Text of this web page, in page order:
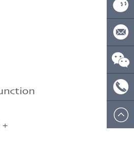
QQ:
旺旺：
ecsionwd
邮箱：
微信
号：
电话: